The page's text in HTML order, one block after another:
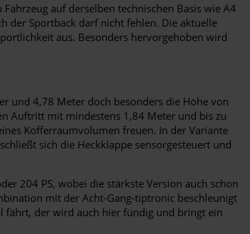
auf derselben technischen Basis wie A4
der Sportback darf nicht fehlen. Die aktuelle
aus. Besonders hervorgehoben wird
und 4,78 Meter doch besonders die Höhe von
Auftritt mit mindestens 1,84 Meter und bis zu
Kofferraumvolumen freuen. In der Variante
sich die Heckklappe sensorgesteuert und
204 PS, wobei die stärkste Version auch schon
mit der Acht-Gang-tiptronic beschleunigt
fährt, der wird auch hier fündig und bringt ein